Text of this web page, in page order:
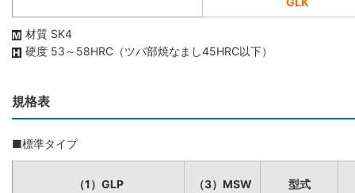
材質 SK4
硬度 53～58HRC（ツバ部焼なまし45HRC以下）
規格表
■標準タイプ
（1）GLP （3）MSW 型式